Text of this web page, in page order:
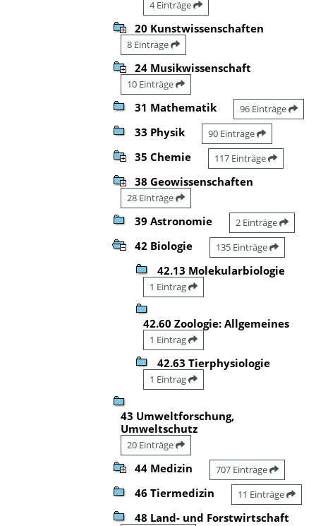
4 Einträge
20 Kunstwissenschaften
8 Einträge
24 Musikwissenschaft
10 Einträge
31 Mathematik 96 Einträge
33 Physik 90 Einträge
35 Chemie 117 Einträge
38 Geowissenschaften
28 Einträge
39 Astronomie 2 Einträge
42 Biologie 135 Einträge
42.13 Molekularbiologie
1 Eintrag
42.60 Zoologie: Allgemeines
1 Eintrag
42.63 Tierphysiologie
1 Eintrag
43 Umweltforschung,
Umweltschutz
20 Einträge
44 Medizin 707 Einträge
46 Tiermedizin 11 Einträge
48 Land- und Forstwirtschaft